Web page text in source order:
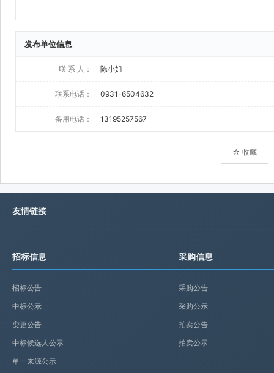
发布单位信息
联 系 人： 陈小姐
联系电话： 0931-6504632
备用电话： 13195257567
☆ 收藏
友情链接
招标信息
招标公告
中标公示
变更公告
中标候选人公示
单一来源公示
采购信息
采购公告
采购公示
拍卖公告
拍卖公示